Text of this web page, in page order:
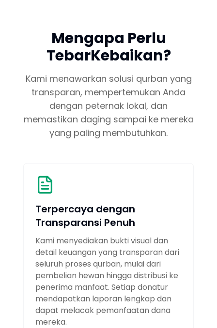
Mengapa Perlu
TebarKebaikan?
Kami menawarkan solusi qurban yang
transparan, mempertemukan Anda
dengan peternak lokal, dan
memastikan daging sampai ke mereka
yang paling membutuhkan.
Terpercaya dengan
Transparansi Penuh
Kami menyediakan bukti visual dan
detail keuangan yang transparan dari
seluruh proses qurban, mulai dari
pembelian hewan hingga distribusi ke
penerima manfaat. Setiap donatur
mendapatkan laporan lengkap dan
dapat melacak pemanfaatan dana
mereka.